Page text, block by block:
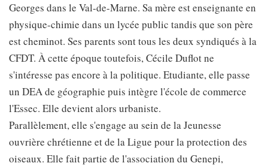
Georges dans le Val-de-Marne. Sa mère est enseignante en
physique-chimie dans un lycée public tandis que son père
est cheminot. Ses parents sont tous les deux syndiqués à la
CFDT. À cette époque toutefois, Cécile Duflot ne
s'intéresse pas encore à la politique. Etudiante, elle passe
un DEA de géographie puis intègre l'école de commerce
l'Essec. Elle devient alors urbaniste.
Parallèlement, elle s'engage au sein de la Jeunesse
ouvrière chrétienne et de la Ligue pour la protection des
oiseaux. Elle fait partie de l'association du Genepi,